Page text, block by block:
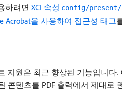
하려면 XCI 속성 config/present/
Acrobat을 사용하여 접근성 태그
지원은 최근 향상된 기능입니
콘텐츠를 PDF 출력에서 제대로